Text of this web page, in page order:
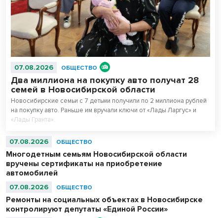
07.08.2026 ОБЩЕСТВО
Два миллиона на покупку авто получат 28
семей в Новосибирской области
Новосибирские семьи с 7 детьми получили по 2 миллиона рублей
на покупку авто. Раньше им вручали ключи от «Лады Ларгус» и
«Лады Гранта».
07.08.2026 ОБЩЕСТВО
Многодетным семьям Новосибирской области
вручены сертификаты на приобретение
автомобилей
07.08.2026 ОБЩЕСТВО
Ремонты на социальных объектах в Новосибирске
контролируют депутаты «Единой России»